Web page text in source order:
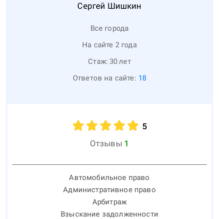
Сергей Шишкин
Все города
На сайте 2 года
Стаж: 30лет
Ответов на сайте: 18
5
Отзывы 1
Автомобильное право
Административное право
Арбитраж
Взыскание задолженности